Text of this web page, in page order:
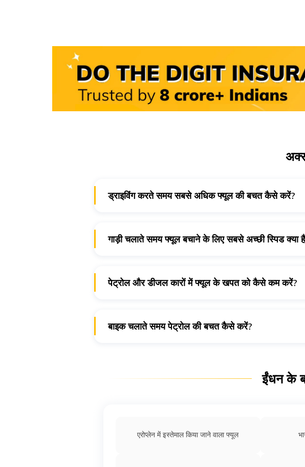
ड्राइविंग करते समय सबसे अधिक फ्यूल की बचत कैसे करें?
गाड़ी चलाते समय फ्यूल बचाने के लिए सबसे अच्छी स्पिड क्या
पेट्रोल और डीजल कारों में फ्यूल के खपत को कैसे कम करें?
अपने वाहन के एयर फिल्टर को हमेशा अच्छी स्थिति में रखने का
बाइक चलाते समय पेट्रोल की बचत कैसे करें?
ईंधन के
एरोप्लेन में इस्तेमाल किया जाने वाला फ्यूल